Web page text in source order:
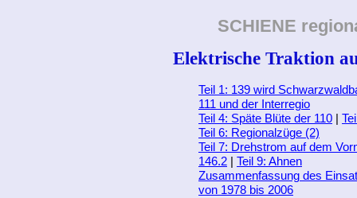
SCHIENE
Elektrische Traktion
Teil 1: 139 wird
111 und der Interregio
Teil 4: Späte Blüte der 110
Teil 6: Regionalzüge (2)
Teil 7: Drehstrom auf dem
146.2
Teil 9: Ahnen
Zusammenfassung des
von 1978 bis 2006